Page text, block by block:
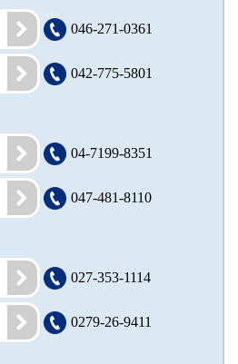
046-271-0361
042-775-5801
04-7199-8351
047-481-8110
027-353-1114
0279-26-9411